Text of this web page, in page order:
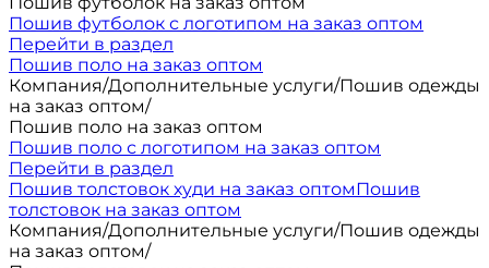
Пошив футболок с логотипом на заказ оптом
Перейти в раздел
Пошив поло на заказ оптом
Компания/Дополнительные услуги/Пошив одежды
на заказ оптом/
Пошив поло на заказ оптом
Пошив поло с логотипом на заказ оптом
Перейти в раздел
Пошив толстовок худи на заказ оптомПошив
толстовок на заказ оптом
Компания/Дополнительные услуги/Пошив одежды
на заказ оптом/